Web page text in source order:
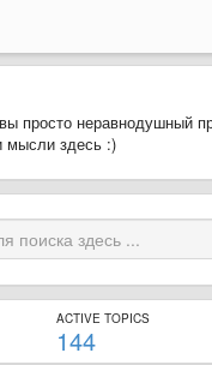
просто неравнодушный
мысли здесь :)
ACTIVE TOPICS
144